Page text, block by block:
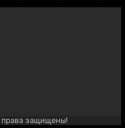
защищены!